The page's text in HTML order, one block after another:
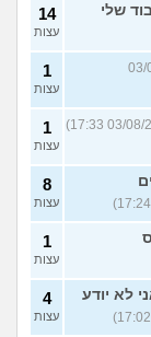
שלי 14
עצות
ב-03/08/26
1
עצות
1
עצות
8
עצות
1
עצות
לא יודע
4
עצות